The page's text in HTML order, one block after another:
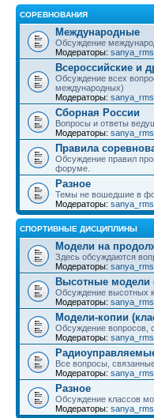
СОРЕВНОВАНИЯ
Международные
Обсуждение
Модераторы: sanya_rms
Всероссийские и
Обсуждение всех
международных)
Модераторы: sanya_rms
Сборная России
Вопросы и ответы
Модераторы: sanya_rms
Правила
Обсуждение правил
форуме.
Разное
Темы не вошедшие в
Модераторы: sanya_rms
СПОРТИВНЫЕ ДИСЦИПЛИНЫ
Модели на
Здесь обсуждаются
Модераторы: sanya_rms
Высотные модели
Обсуждение высотных
Модераторы: sanya_rms
Модели-копии
Обсуждение вопросов,
Модераторы: sanya_rms
Все вопросы,
Модераторы: sanya_rms
Разное
Обсуждение классов
Модераторы: sanya_rms